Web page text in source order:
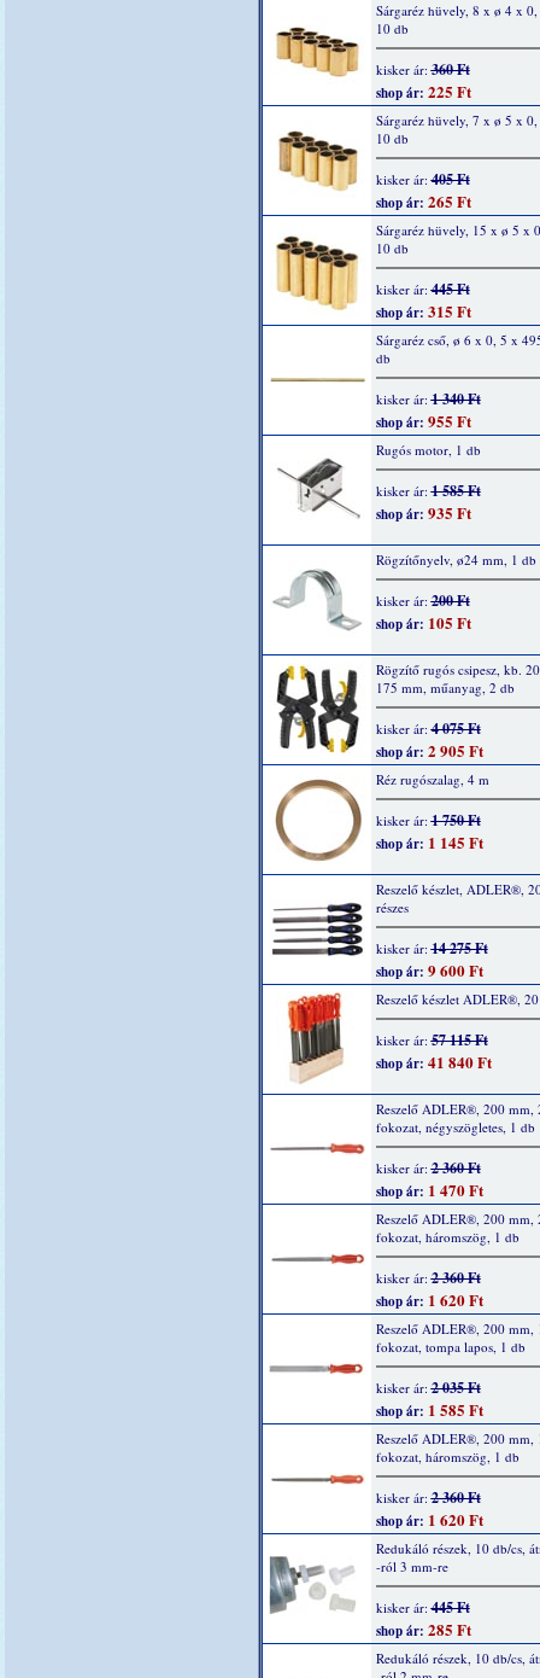
Sárgaréz hüvely, 8 x ø 4 x
10 db
kisker ár:360 Ft
shop ár: 225 Ft
Sárgaréz hüvely, 7 x ø 5 x
10 db
kisker ár:405 Ft
shop ár: 265 Ft
Sárgaréz hüvely, 15 x ø 5 x
10 db
kisker ár:445 Ft
shop ár: 315 Ft
Sárgaréz cső, ø 6 x 0, 5 x
db
kisker ár:1 340 Ft
shop ár: 955 Ft
Rugós motor, 1 db
kisker ár:1 585 Ft
shop ár: 935 Ft
Rögzítőnyelv, ø24 mm, 1 db
kisker ár:200 Ft
shop ár: 105 Ft
Rögzítő rugós csipesz, kb.
175 mm, műanyag, 2 db
kisker ár:4 075 Ft
shop ár: 2 905 Ft
Réz rugószalag, 4 m
kisker ár:1 750 Ft
shop ár: 1 145 Ft
Reszelő készlet, ADLER®,
részes
kisker ár:14 275 Ft
shop ár: 9 600 Ft
Reszelő készlet ADLER®,
kisker ár:57 115 Ft
shop ár: 41 840 Ft
Reszelő ADLER®, 200 mm,
fokozat, négyszögletes, 1 db
kisker ár:2 360 Ft
shop ár: 1 470 Ft
Reszelő ADLER®, 200 mm,
fokozat, háromszög, 1 db
kisker ár:2 360 Ft
shop ár: 1 620 Ft
Reszelő ADLER®, 200 mm,
fokozat, tompa lapos, 1 db
kisker ár:2 035 Ft
shop ár: 1 585 Ft
Reszelő ADLER®, 200 mm,
fokozat, háromszög, 1 db
kisker ár:2 360 Ft
shop ár: 1 620 Ft
Redukáló részek, 10 db/cs,
-ról 3 mm-re
kisker ár:445 Ft
shop ár: 285 Ft
Redukáló részek, 10 db/cs,